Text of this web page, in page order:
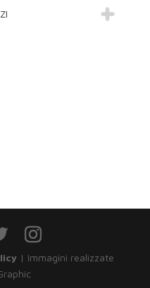
| Immagini realizzate